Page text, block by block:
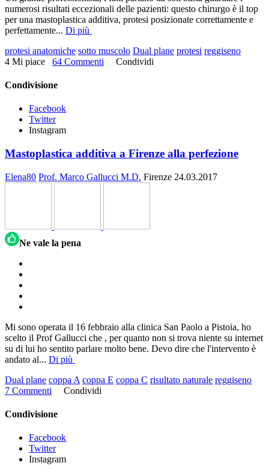
numerosi risultati eccezionali delle pazienti: questo chirurgo è il top
per una mastoplastica additiva, protesi posizionate correttamente e
perfettamente... Di più
protesi anatomiche sotto muscolo Dual plane protesi reggiseno
4 Mi piace 64 Commenti Condividi
Condivisione
Facebook
Twitter
Instagram
Mastoplastica additiva a Firenze alla perfezione
Elena80 Prof. Marco Gallucci M.D. Firenze 24.03.2017
Ne vale la pena
Mi sono operata il 16 febbraio alla clinica San Paolo a Pistoia, ho
scelto il Prof Gallucci che , per quanto non si trova niente su internet
su di lui ho sentito parlare molto bene. Devo dire che l'intervento è
andato al... Di più
Dual plane coppa A coppa E coppa C risultato naturale reggiseno
7 Commenti
Condividi
Condivisione
Facebook
Twitter
Instagram